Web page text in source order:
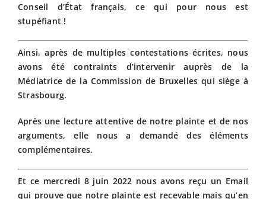
Conseil d’État français, ce qui pour nous est
stupéfiant !
Ainsi, après de multiples contestations écrites, nous
avons été contraints d’intervenir auprès de la
Médiatrice de la Commission de Bruxelles qui siège à
Strasbourg.
Après une lecture attentive de notre plainte et de nos
arguments, elle nous a demandé des éléments
complémentaires.
Et ce mercredi 8 juin 2022 nous avons reçu un Email
qui prouve que notre plainte est recevable mais qu’en